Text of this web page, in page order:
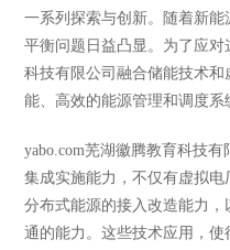
一系列探索与创新。随着新
平衡问题日益凸显。为了应对
科技有限公司融合储能技术
能、高效的能源管理和调度系
yabo.com芜湖徽腾教育科技
集成实施能力，不仅有虚拟
分布式能源的接入改造能力
通的能力。这些技术应用，使